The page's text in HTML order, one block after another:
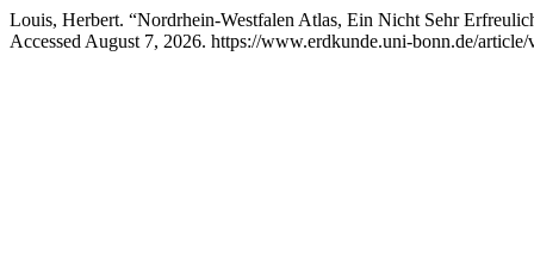
Louis, Herbert. “Nordrhein-Westfalen Atlas, Ein Nicht Sehr
Accessed August 7, 2026. https://www.erdkunde.uni-bonn.de/